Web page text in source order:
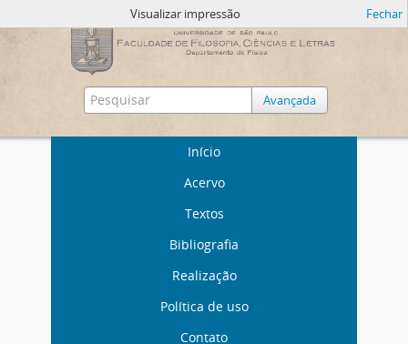
Avançada
Início
Acervo
Textos
Bibliografia
Realização
Política de uso
Contato
Visualizar impressão Fechar